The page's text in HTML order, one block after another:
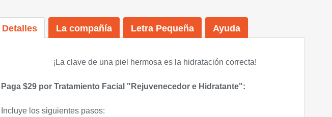
Detalles La compañía Letra Pequeña Ayuda
¡ La clave de una piel hermosa es la hidratación correcta!
Paga $29 por Tratamiento Facial "Rejuvenecedor e Hidratante":
Incluye los siguientes pasos: